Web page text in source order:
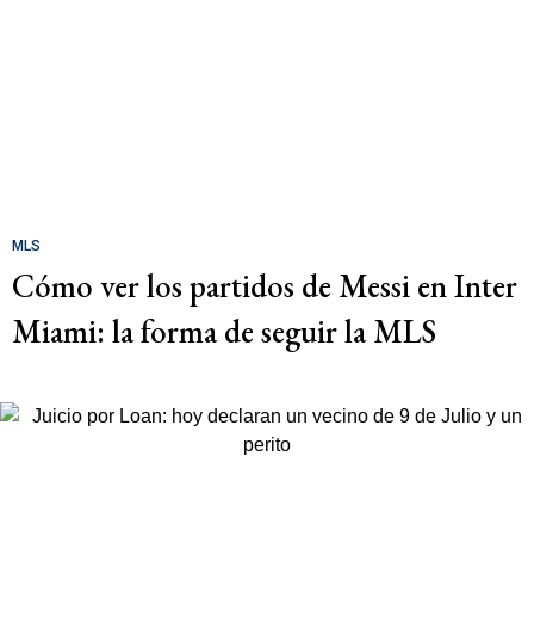
MLS
Cómo ver los partidos de Messi en Inter
Miami: la forma de seguir la MLS